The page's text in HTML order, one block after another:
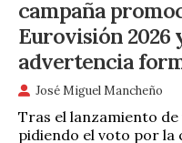
campaña
Eurovisión 2026
advertencia
José Miguel Mancheño
Tras el lanzamiento
pidiendo el voto por la